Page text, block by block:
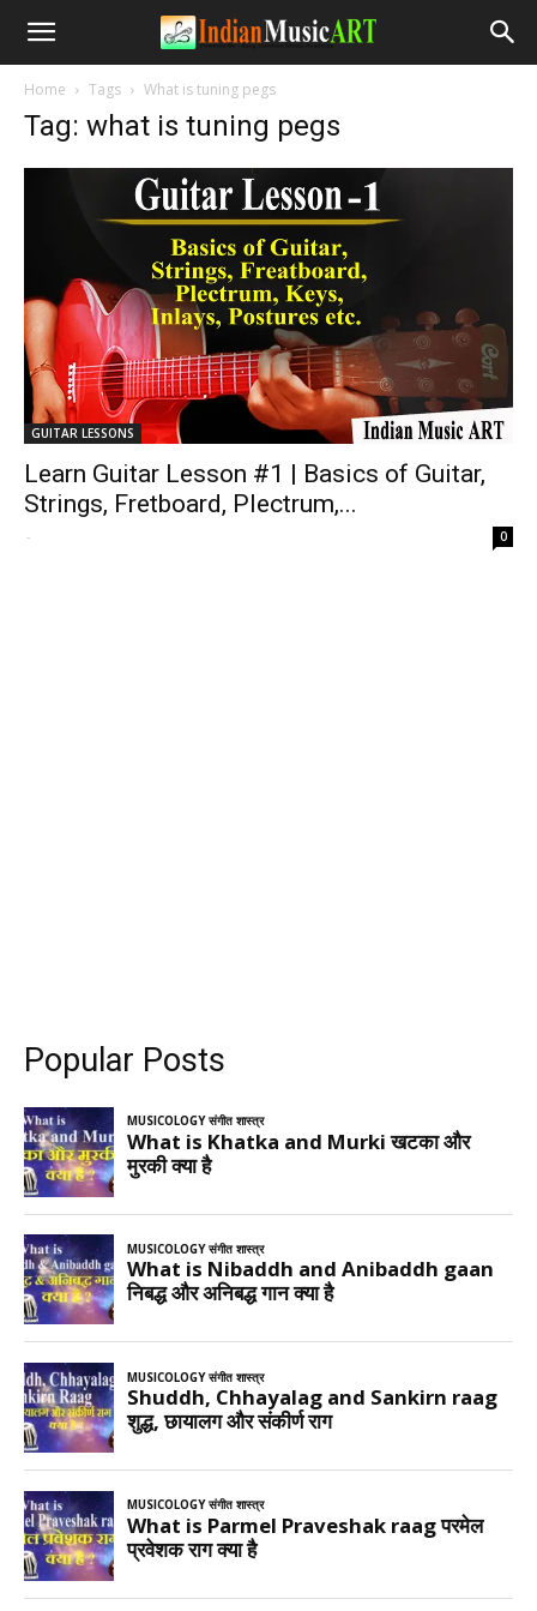
Home Tags What is tuning pegs
Tag: what is tuning pegs
GUITAR LESSONS
Learn Guitar Lesson #1 | Basics of Guitar,
Strings, Fretboard, Plectrum,...
- 0
Popular Posts